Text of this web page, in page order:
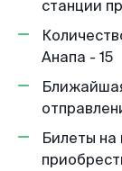
станции
Анапа - 15
Билеты